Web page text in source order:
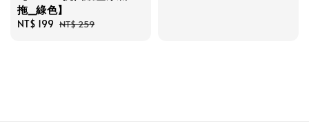
拖_綠色】
Sale
NT$ 199 Regular
NT$ 259